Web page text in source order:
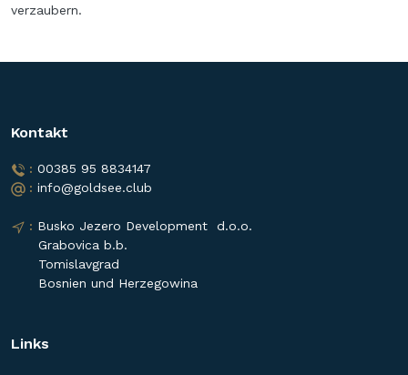
verzaubern.
Kontakt
: 00385 95 8834147
: info@goldsee.club
: Busko Jezero Development
d.o.o.
Grabovica b.b.
Tomislavgrad
Bosnien und Herzegowina
Links